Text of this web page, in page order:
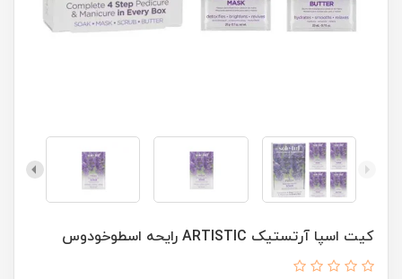
کیت اسپا آرتستیک ARTISTIC رایحه اسطوخودوس